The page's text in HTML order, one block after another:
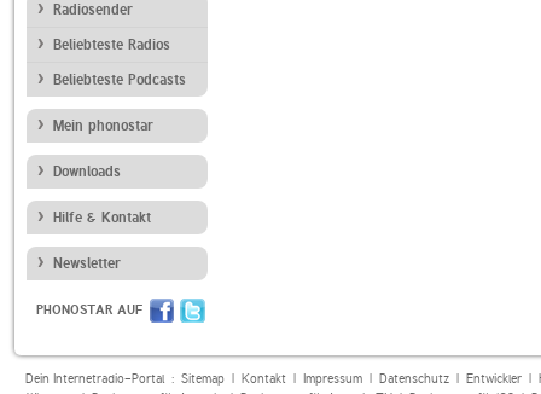
Radiosender
Beliebteste Radios
Beliebteste Podcasts
Mein phonostar
Downloads
Hilfe & Kontakt
Newsletter
PHONOSTAR AUF
Dein Internetradio-Portal : Sitemap| Kontakt| Impressum| Datenschutz| Entwickler|